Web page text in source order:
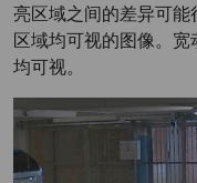
亮区域之间的差异可
区域均可视的图像。
均可视。